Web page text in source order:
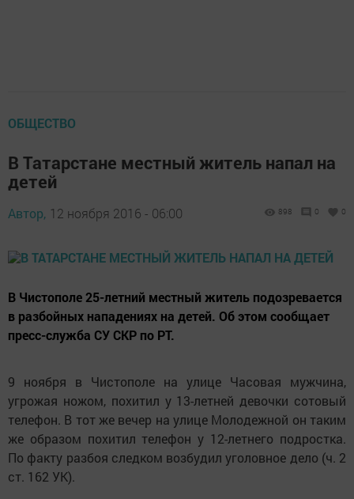
ОБЩЕСТВО
В Татарстане местный житель напал на
детей
Автор, 12 ноября 2016 - 06:00 898 0 0
В Чистополе 25-летний местный житель подозревается
в разбойных нападениях на детей. Об этом сообщает
пресс-служба СУ СКР по РТ.
9 ноября в Чистополе на улице Часовая мужчина,
угрожая ножом, похитил у 13-летней девочки сотовый
телефон. В тот же вечер на улице Молодежной он таким
же образом похитил телефон у 12-летнего подростка.
По факту разбоя следком возбудил уголовное дело (ч. 2
ст. 162 УК).